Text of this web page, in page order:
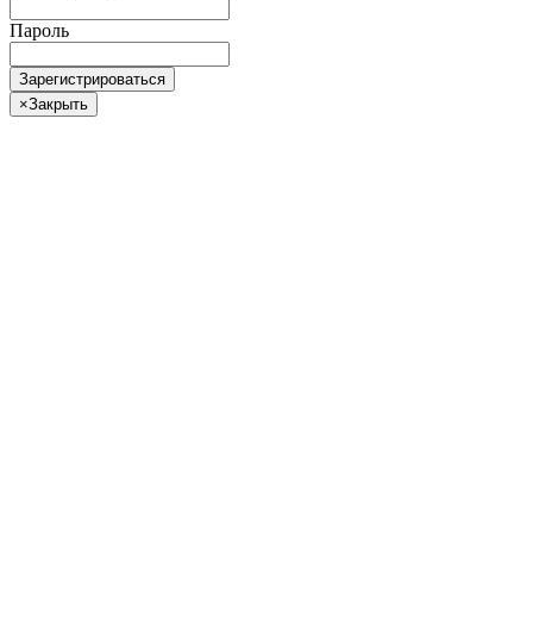
Пароль
Зарегистрироваться
×Закрыть